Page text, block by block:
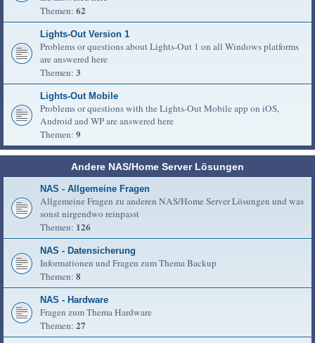
Themen: 62
Lights-Out Version 1
Problems or questions about Lights-Out 1 on all Windows platforms
are answered here
Themen: 3
Lights-Out Mobile
Problems or questions with the Lights-Out Mobile app on iOS,
Android and WP are answered here
Themen: 9
Andere NAS/Home Server Lösungen
NAS - Allgemeine Fragen
Allgemeine Fragen zu anderen NAS/Home Server Lösungen und was
sonst nirgendwo reinpasst
Themen: 126
NAS - Datensicherung
Informationen und Fragen zum Thema Backup
Themen: 8
NAS - Hardware
Fragen zum Thema Hardware
Themen: 27